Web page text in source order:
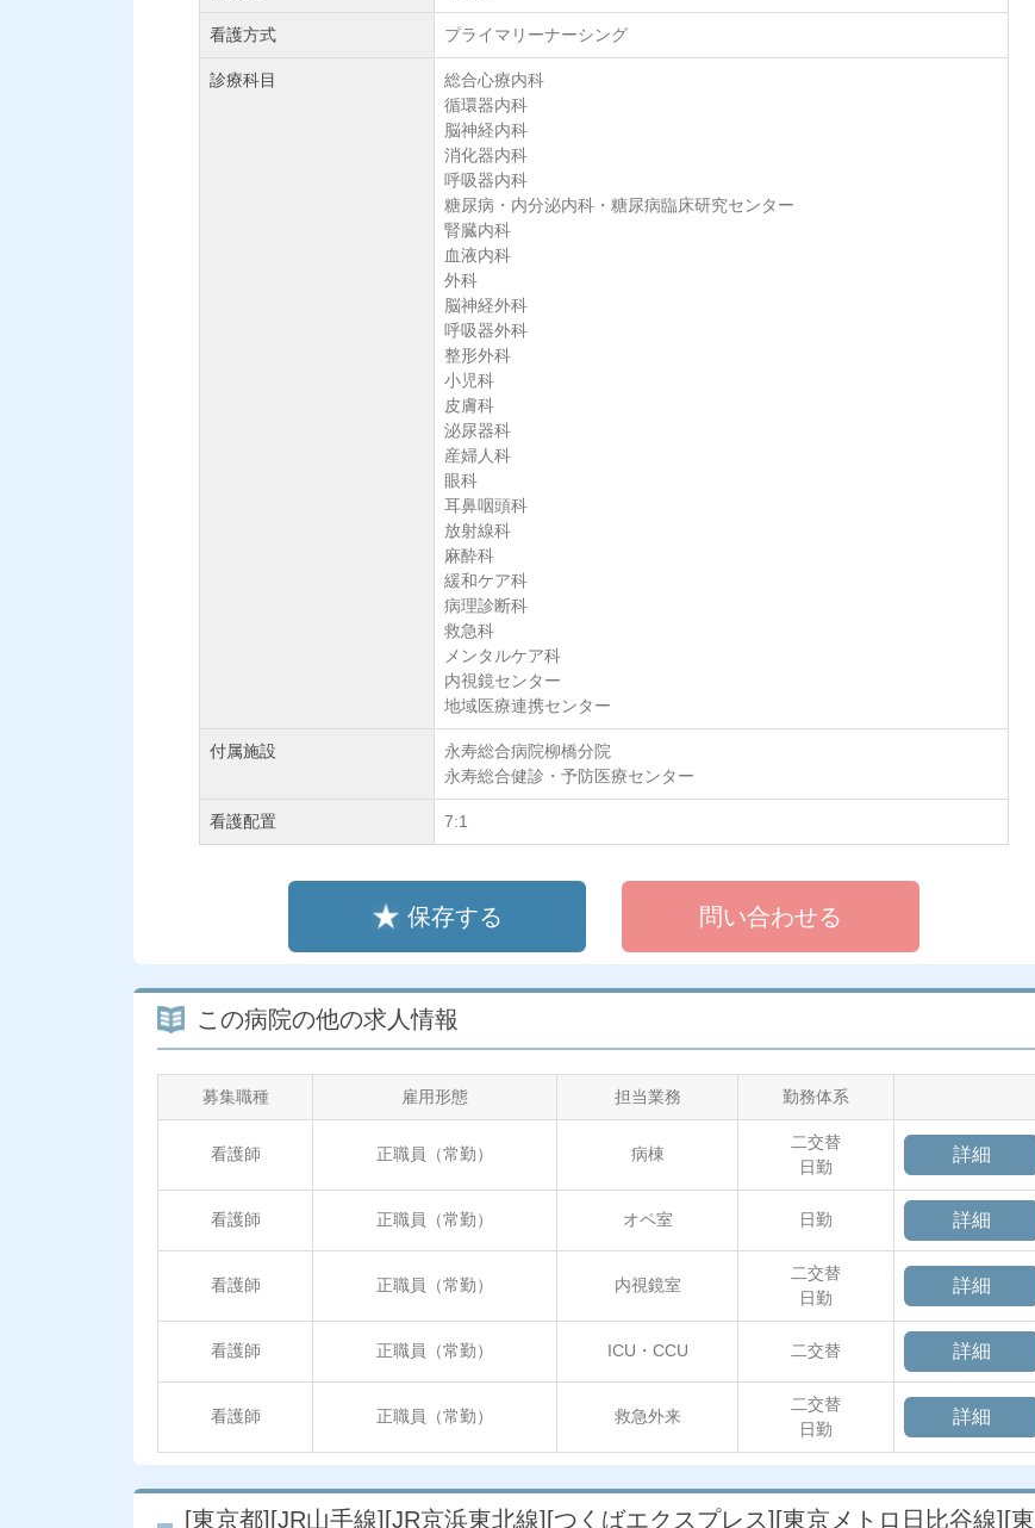
看護方式 プライマリーナーシング
診療科目
総合心療内科
循環器内科
脳神経内科
消化器内科
呼吸器内科
糖尿病・内分泌内科・糖尿病臨床研究センター
腎臓内科
血液内科
外科
脳神経外科
呼吸器外科
整形外科
小児科
皮膚科
泌尿器科
産婦人科
眼科
耳鼻咽頭科
放射線科
麻酔科
緩和ケア科
病理診断科
救急科
メンタルケア科
内視鏡センター
地域医療連携センター
付属施設
永寿総合病院柳橋分院
永寿総合健診・予防医療センター
看護配置 7:1
保存する 問い合わせる
この病院の他の求人情報
募集職種 雇用形態 担当業務 勤務体系
看護師 正職員（常勤） 病棟
二交替
日勤
詳細
看護師 正職員（常勤） オペ室 日勤 詳細
看護師 正職員（常勤） 内視鏡室
二交替
日勤
詳細
看護師 正職員（常勤） ICU・CCU 二交替 詳細
看護師 正職員（常勤） 救急外来
二交替
日勤
詳細
[東京都][JR山手線][JR京浜東北線][つくばエクスプレス][東京メトロ日比谷線][東